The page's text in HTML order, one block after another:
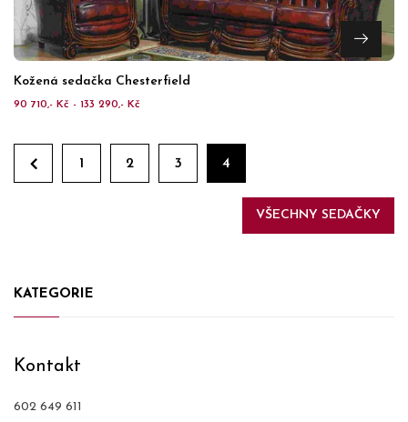
Kožená sedačka Chesterfield
90 710,- Kč - 133 290,- Kč
1 2 3 4
VŠECHNY SEDAČKY
KATEGORIE
Kontakt
602 649 611